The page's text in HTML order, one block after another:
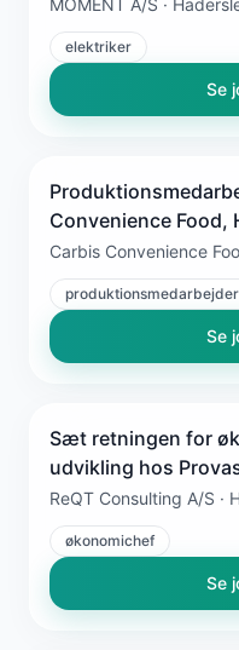
elektriker
Se
Convenience Food,
Carbis Convenience
produktionsmedarbejder
Se
Sæt retningen for
udvikling hos
ReQT Consulting A/S ·
økonomichef
Se